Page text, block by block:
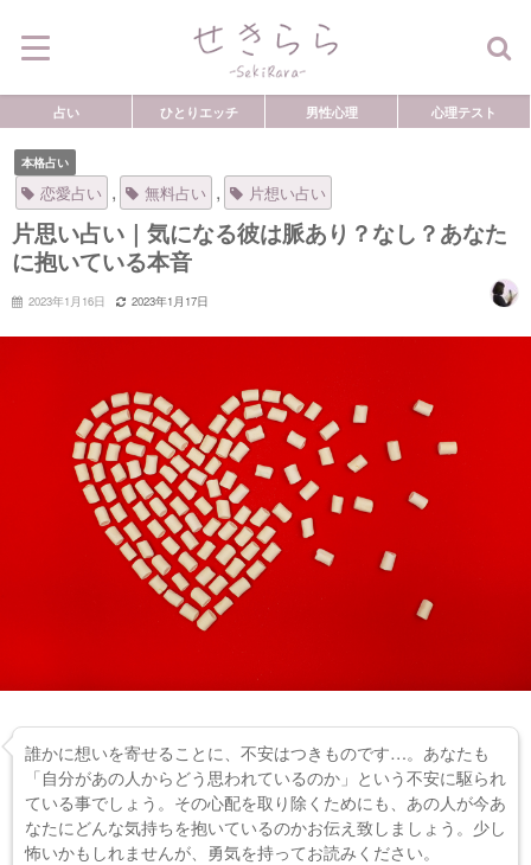
占い ひとりエッチ 男性心理 心理テスト
本格占い
恋愛占い , 無料占い , 片想い占い
片思い占い｜気になる彼は脈あり？なし？あなた
に抱いている本音
2023年1月16日 2023年1月17日
誰かに想いを寄せることに、不安はつきものです…。あなたも
「自分があの人からどう思われているのか」という不安に駆られ
ている事でしょう。その心配を取り除くためにも、あの人が今あ
なたにどんな気持ちを抱いているのかお伝え致しましょう。少し
怖いかもしれませんが、勇気を持ってお読みください。